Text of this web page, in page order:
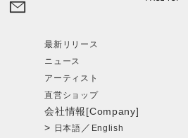
最新リリース
ニュース
アーティスト
直営ショップ
会社情報[Company]
> 日本語 ／ English